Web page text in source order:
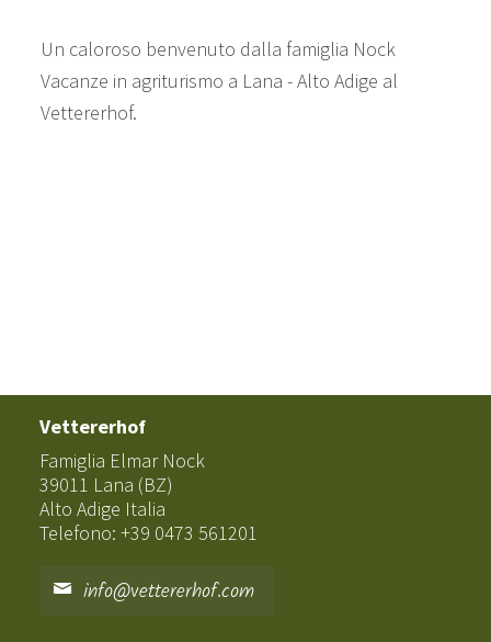
Un caloroso benvenuto dalla famiglia Nock
Vacanze in agriturismo a Lana - Alto Adige al
Vettererhof.
Vettererhof
Famiglia Elmar Nock
39011 Lana (BZ)
Alto Adige Italia
Telefono: +39 0473 561201
info@vettererhof.com